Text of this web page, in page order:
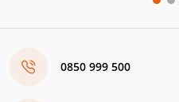
0850 999 500